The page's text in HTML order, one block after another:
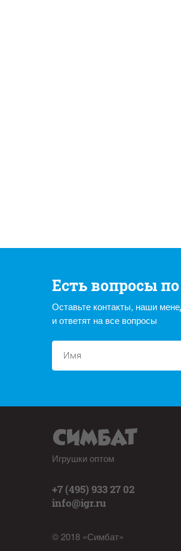
Есть вопросы
Оставьте контакты, наши
и ответят на все вопросы
Игрушки оптом
+7 (495) 933 27 02
info@igr.ru
© 2018 «Симбат»